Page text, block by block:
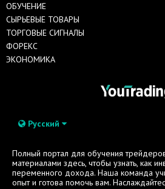
ОБУЧЕНИЕ
СЫРЬЕВЫЕ ТОВАРЫ
ТОРГОВЫЕ СИГНАЛЫ
ФОРЕКС
ЭКОНОМИКА
Русский
Полный портал для обучения
материалами здесь, чтобы узнать, как
переменного дохода. Наша команда
опыт и готова помочь вам.